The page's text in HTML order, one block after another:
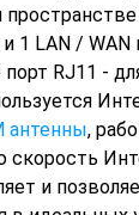
1 LAN /
RJ11 -
антенны,
и